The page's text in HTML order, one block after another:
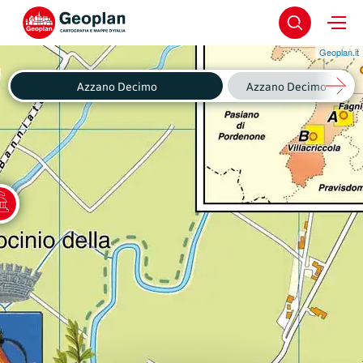
Geoplan.it
Azzano Decimo Azzano Decimo -